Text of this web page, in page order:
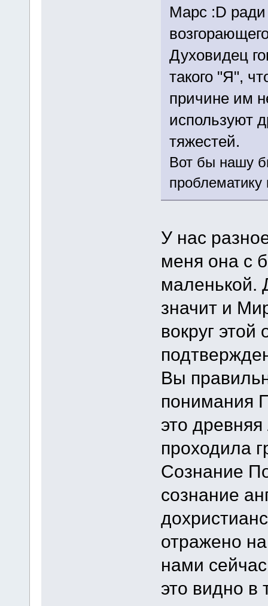
Марс :D
Духовидец
такого "Я",
причине им
используют
тяжестей.
Вот бы нашу
У нас
меня она с
маленькой.
значит и
вокруг
Вы
понимания
это
проходила
Сознание
сознание
отражено
нами
это видно в